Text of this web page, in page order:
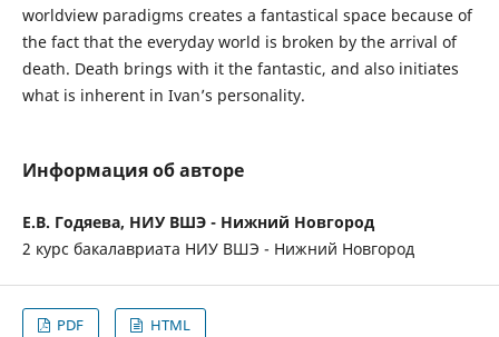
worldview paradigms creates a fantastical space because of
the fact that the everyday world is broken by the arrival of
death. Death brings with it the fantastic, and also initiates
what is inherent in Ivan’s personality.
Информация об авторе
Е.В. Годяева, НИУ ВШЭ - Нижний Новгород
2 курс бакалавриата НИУ ВШЭ - Нижний Новгород
PDF HTML